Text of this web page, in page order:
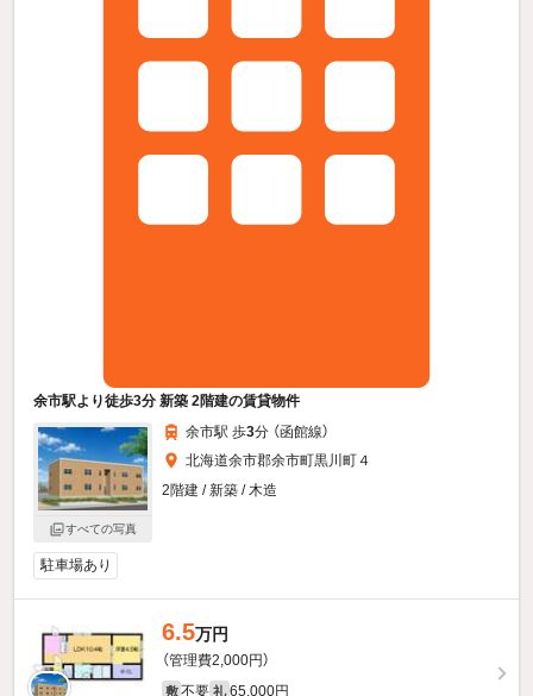
余市駅より徒歩3分 新築 2階建の賃貸物件
すべての写真
余市駅 歩3分 （函館線）
北海道余市郡余市町黒川町４
2階建 / 新築 / 木造
駐車場あり
6.5万円
（管理費2,000円）
敷 不要 礼 65,000円